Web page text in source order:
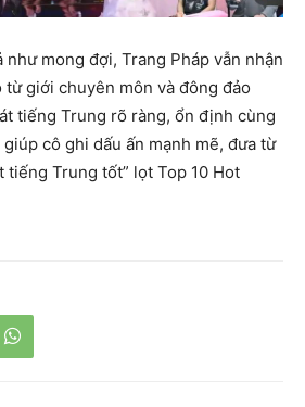
như mong đợi, Trang Pháp vẫn nhận
từ giới chuyên môn và đông đảo
tiếng Trung rõ ràng, ổn định cùng
cô ghi dấu ấn mạnh mẽ, đưa từ
tiếng Trung tốt” lọt Top 10 Hot